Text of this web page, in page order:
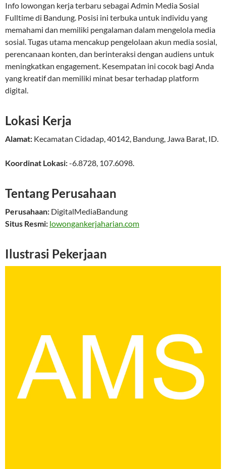
Info lowongan kerja terbaru sebagai Admin Media Sosial
Fulltime di Bandung. Posisi ini terbuka untuk individu yang
memahami dan memiliki pengalaman dalam mengelola media
sosial. Tugas utama mencakup pengelolaan akun media sosial,
perencanaan konten, dan berinteraksi dengan audiens untuk
meningkatkan engagement. Kesempatan ini cocok bagi Anda
yang kreatif dan memiliki minat besar terhadap platform
digital.
Lokasi Kerja
Alamat: Kecamatan Cidadap,40142, Bandung, Jawa Barat, ID.
Koordinat Lokasi:-6.8728, 107.6098.
Tentang Perusahaan
Perusahaan: DigitalMediaBandung
Situs Resmi: lowongankerjaharian.com
Ilustrasi Pekerjaan